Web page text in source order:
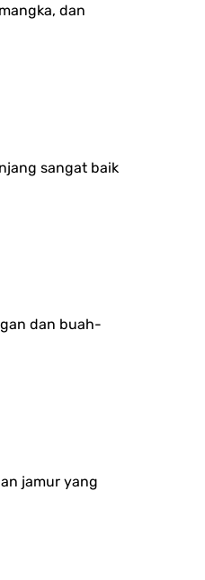
dan
sangat baik
dan buah-
jamur yang